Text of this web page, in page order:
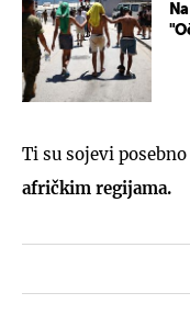
Ti su sojevi
afričkim regijama.